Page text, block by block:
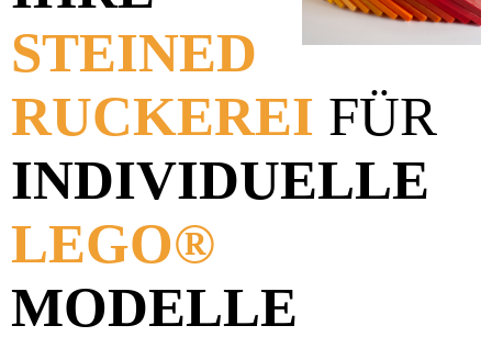
STEINED
RUCKEREI FÜR
INDIVIDUELLE
LEGO®
MODELLE